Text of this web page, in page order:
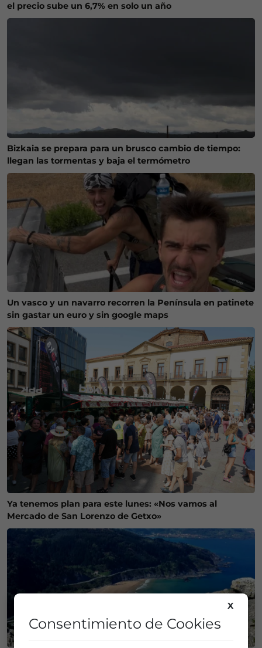
el precio sube un 6,7% en solo un año
Bizkaia se prepara para un brusco cambio de tiempo:
llegan las tormentas y baja el termómetro
Un vasco y un navarro recorren la Península en patinete
sin gastar un euro y sin google maps
Ya tenemos plan para este lunes: «Nos vamos al
Mercado de San Lorenzo de Getxo»
X
Consentimiento de Cookies